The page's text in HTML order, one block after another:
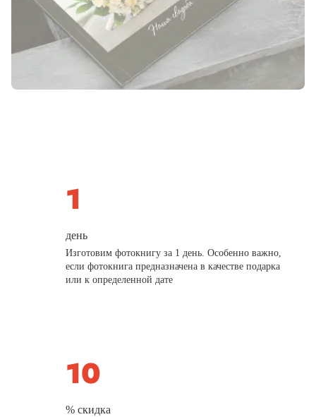
день
Изготовим фотокнигу за 1 день. Особенно важно,
если фотокнига предназначена в качестве подарка
или к определенной дате
% скидка